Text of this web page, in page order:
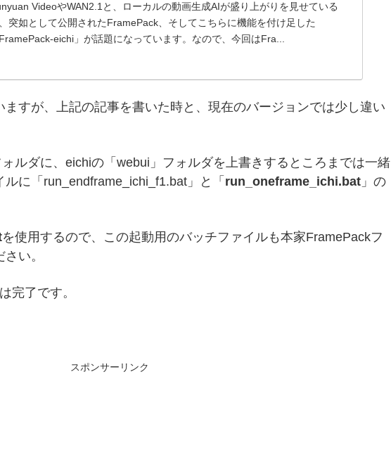
VideoやWAN2.1と、ローカルの動画生成AIが盛り上がりを見せている
突如として公開されたFramePack、そしてこちらに機能を付け足した
FramePack-eichi」が話題になっています。なので、今回はFra...
ますが、上記の記事を書いた時と、現在のバージョンでは少し違い
ルダに、eichiの「webui」フォルダを上書きするところまでは一緒
に「run_endframe_ichi_f1.bat」と「 run_oneframe_ichi.bat 」の
を使用するので、この起動用のバッチファイルも本家FramePackフ
い。
完了です。
スポンサーリンク